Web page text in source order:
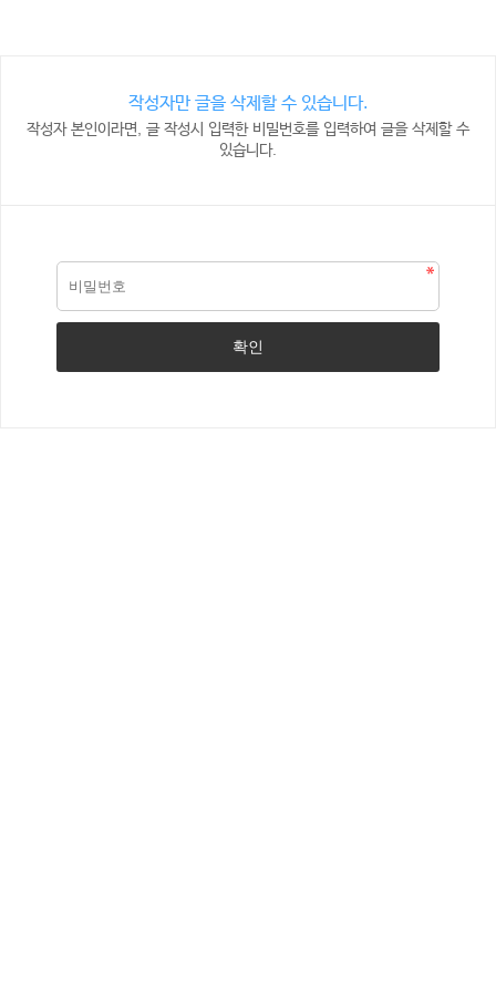
작성자만 글을 삭제할 수 있습니다.
작성자 본인이라면, 글 작성시 입력한 비밀번호를 입력하여 글을 삭제할 수
있습니다.